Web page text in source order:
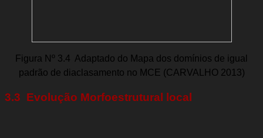
Figura Nº 3.4  Adaptado do Mapa dos domínios de igual
padrão de diaclasamento no MCE (CARVALHO 2013)
3.3  Evolução Morfoestrutural local